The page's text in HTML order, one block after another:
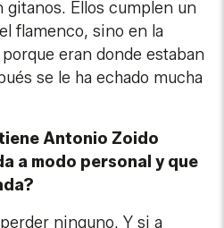
gitanos. Ellos cumplen un
flamenco, sino en la
eran donde estaban
se le ha echado mucha
Antonio Zoido
a modo personal y que
ninguno. Y si a